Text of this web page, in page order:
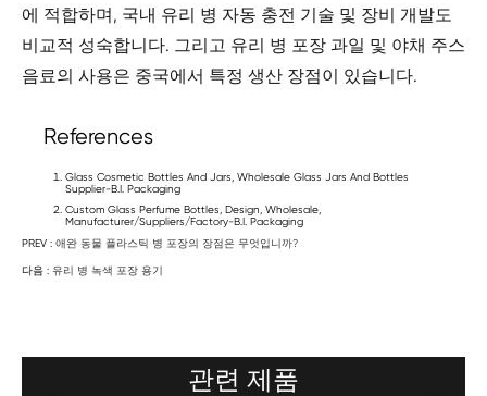
에 적합하며, 국내 유리 병 자동 충전 기술 및 장비 개발도
비교적 성숙합니다. 그리고 유리 병 포장 과일 및 야채 주스
음료의 사용은 중국에서 특정 생산 장점이 있습니다.
References
Glass Cosmetic Bottles And Jars, Wholesale Glass Jars And Bottles
Supplier-B.I. Packaging
Custom Glass Perfume Bottles, Design, Wholesale,
Manufacturer/Suppliers/Factory-B.I. Packaging
PREV : 애완 동물 플라스틱 병 포장의 장점은 무엇입니까?
다음 : 유리 병 녹색 포장 용기
관련 제품